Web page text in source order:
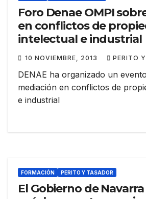
Foro Denae OMPI
en conflictos de
intelectual e industrial
10 NOVIEMBRE, 2013 PERITO
DENAE ha organizado un
mediación en conflictos de
e industrial
FORMACIÓN PERITO Y TASADOR
El Gobierno de